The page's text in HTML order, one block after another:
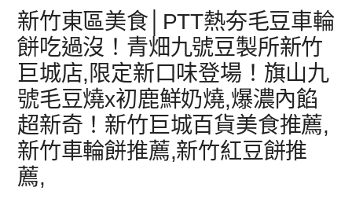
新竹東區美食│PTT熱夯毛豆車輪
餅吃過沒！青畑九號豆製所新竹
巨城店,限定新口味登場！旗山九
號毛豆燒x初鹿鮮奶燒,爆濃內餡
超新奇！新竹巨城百貨美食推薦,
新竹車輪餅推薦,新竹紅豆餅推
薦,